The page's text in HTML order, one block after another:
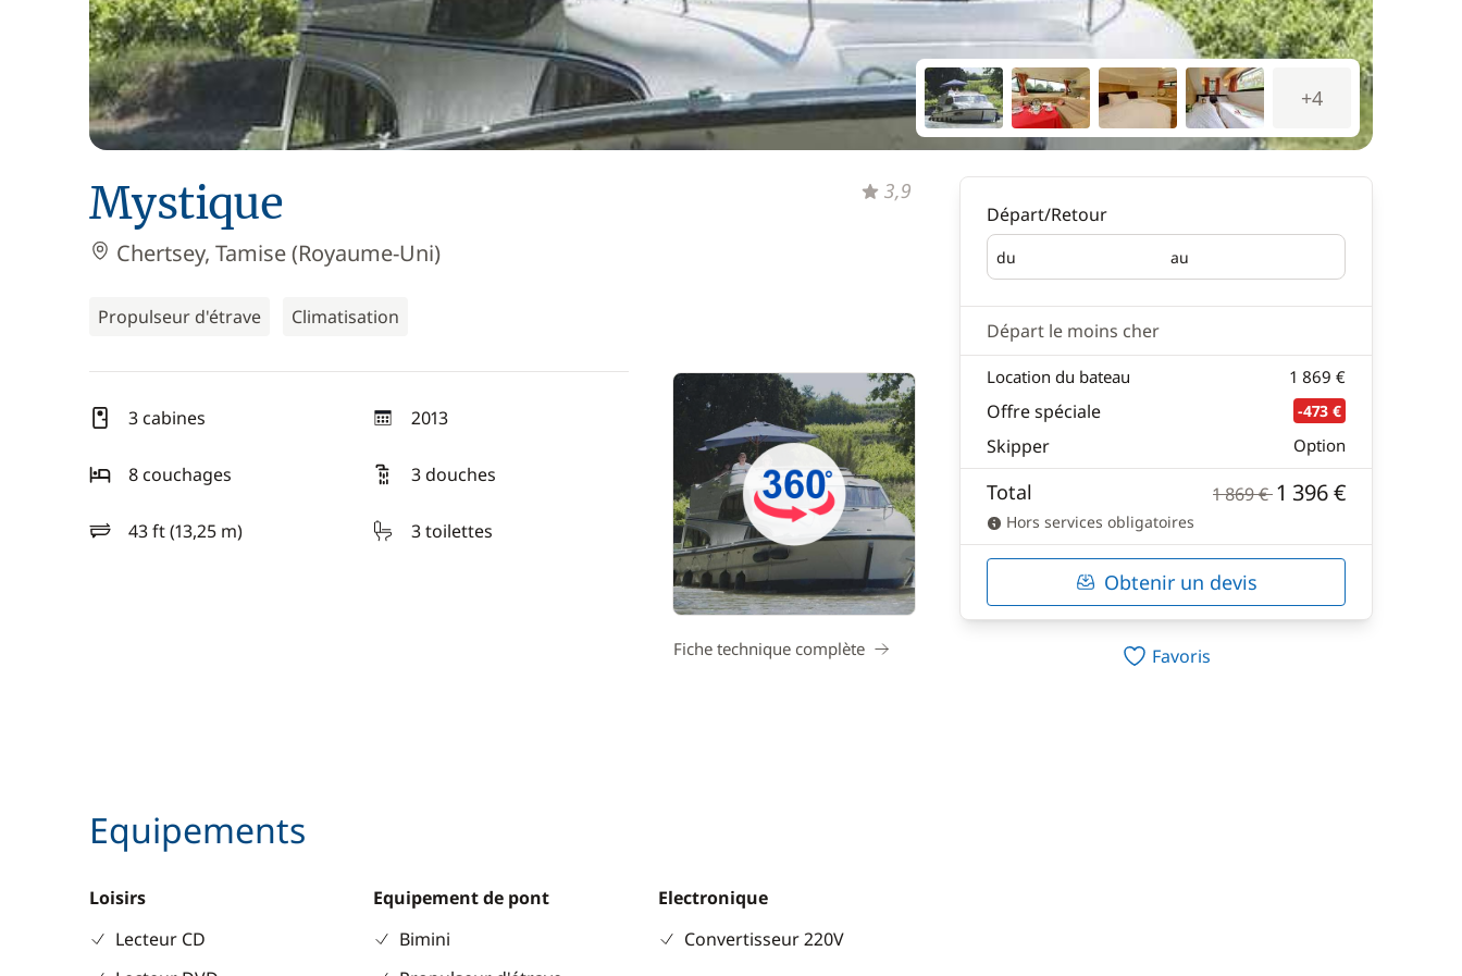
+4
Mystique
Chertsey, Tamise (Royaume-Uni)
Propulseur d'étrave Climatisation
3,9
3 cabines 2013
année
8 couchages
3 douches
43 ft (13,25 m)
longueur 3 toilettes
Fiche technique complète
Equipements
Loisirs
Lecteur CD
Equipement de pont
Bimini
Electronique
Convertisseur 220V
Départ/Retour
du
Départ au
Retour
Départ le moins cher
Location du bateau 1 869 €
Offre spéciale -473 €
Skipper Option
Total 1 869 €1 396 €
Hors services obligatoires
Obtenir un devis
Favoris